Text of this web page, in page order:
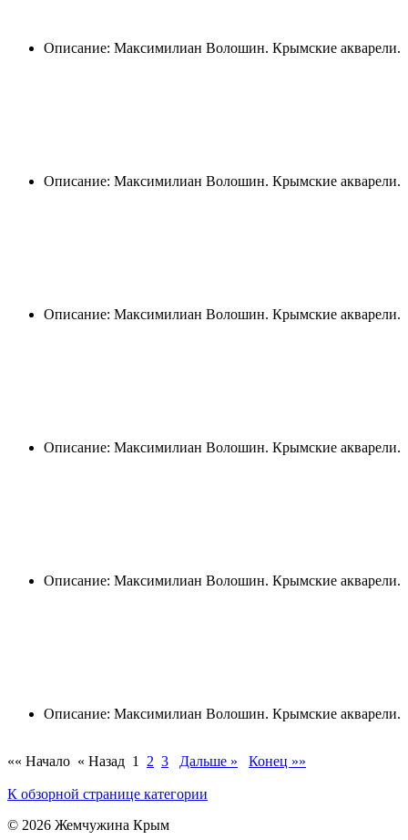
Описание: Максимилиан Волошин. Крымские акварели.
Описание: Максимилиан Волошин. Крымские акварели.
Описание: Максимилиан Волошин. Крымские акварели.
Описание: Максимилиан Волошин. Крымские акварели.
Описание: Максимилиан Волошин. Крымские акварели.
Описание: Максимилиан Волошин. Крымские акварели.
«« Начало « Назад 1 2 3 Дальше » Конец »»
К обзорной странице категории
© 2026 Жемчужина Крым